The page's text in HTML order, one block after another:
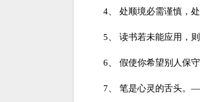
4、 处顺境必需谨慎，处
5、 读书若未能应用，
6、 假使你希望别人保守
7、 笔是心灵的舌头。